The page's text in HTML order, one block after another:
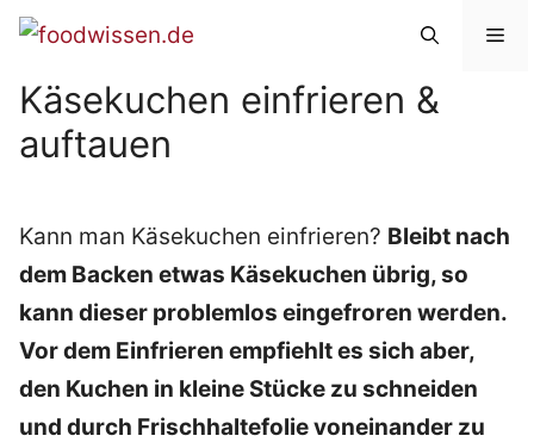
Zum
springen
Käsekuchen einfrieren &
auftauen
Kann man Käsekuchen einfrieren? Bleibt nach
dem Backen etwas Käsekuchen übrig, so
kann dieser problemlos eingefroren werden.
Vor dem Einfrieren empfiehlt es sich aber,
den Kuchen in kleine Stücke zu schneiden
und durch Frischhaltefolie voneinander zu